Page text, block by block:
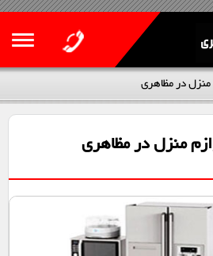
منزل در مظاهری
منزل در مظاهری